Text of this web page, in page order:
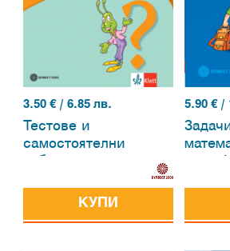
3.50 € / 6.85 лв.
Тестове и
самостоятелни
математика за 1. клас
КУПИ
5.90€ /